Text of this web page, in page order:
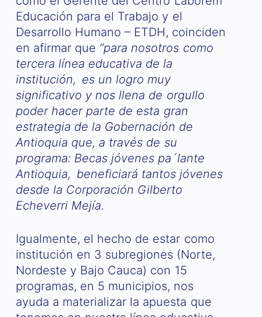
Educación para el Trabajo y el
Desarrollo Humano – ETDH, coinciden
en afirmar que “para nosotros como
tercera línea educativa de la
institución, es un logro muy
significativo y nos llena de orgullo
poder hacer parte de esta gran
estrategia de la Gobernación de
Antioquia que, a través de su
programa: Becas jóvenes pa´lante
Antioquia, beneficiará tantos jóvenes
desde la Corporación Gilberto
Echeverri Mejía.
Igualmente, el hecho de estar como
institución en 3 subregiones (Norte,
Nordeste y Bajo Cauca) con 15
programas, en 5 municipios, nos
ayuda a materializar la apuesta que